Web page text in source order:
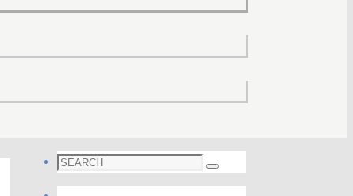
Search
for:
Search